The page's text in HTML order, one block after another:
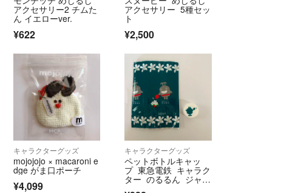
アクセサリー2 チムた
ん イエローver.
¥622
アクセサリー 5種セッ
ト
¥2,500
キャラクターグッズ
mojojojo × macaroni e
dge がま口ポーチ
¥4,099
キャラクターグッズ
ペットボトルキャッ
プ 東急電鉄 キャラク
ター のるるん ジャス
ミン茶